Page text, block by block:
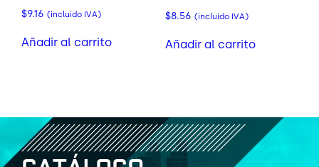
$9.16 (incluido IVA)
Añadir al carrito
$8.56 (incluido IVA)
Añadir al carrito